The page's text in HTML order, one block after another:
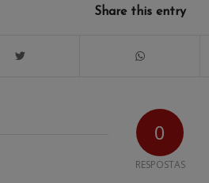
Share this entry
0
RESPOSTAS